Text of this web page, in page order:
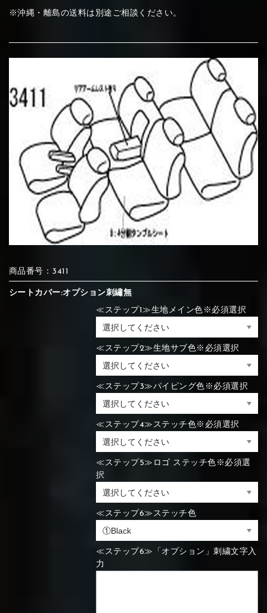
⑩White ⑪Black ⑫Ivory
⑬Light gray ⑭Caramel ⑮Wine red
⑯Carbon
⑨Pink
⑩White ⑪Black ⑫Ivory
⑬Light gray ⑭Caramel
④Brown ⑤Dark Brown ⑥Yellow
⑦Blue ⑧Orange ⑨Pink
⑩White ⑪Black
⑥Red
⑦Wine-red ⑧Yellow ⑨Orange
⑩Brown ⑪Blue
⑭Pink ⑮Rose pink
⑰Silver ⑱Green
⑳Purple ㉑Violet
⑥Red
⑦Wine-red ⑧Yellow ⑨Orange
⑩Brown ⑪Blue
⑭Pink ⑮Rose pink
⑰Silver ⑱Green
⑳Purple ㉑Violet
※沖縄・離島の送料は別途ご相談ください。
商品番号：3411
シートカバー:オプション刺繡無
≪ステップ1≫生地メイン色※必須選択
≪ステップ2≫生地サブ色※必須選択
≪ステップ3≫パイピング色※必須選択
≪ステップ4≫ステッチ色※必須選択
≪ステップ5≫ロゴ ステッチ色※必須選
択
≪ステップ6≫ステッチ色
≪ステップ6≫「オプション」刺繍文字入
力